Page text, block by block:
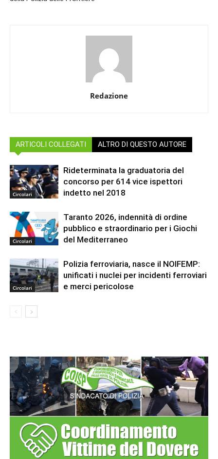
Redazione
ARTICOLI COLLEGATI ALTRO DI QUESTO AUTORE
Circolari
Rideterminata la graduatoria del
concorso per 614 vice ispettori
indetto nel 2018
Circolari
Taranto 2026, indennità di ordine
pubblico e straordinario per i Giochi
del Mediterraneo
Circolari
Polizia ferroviaria, nasce il NOIFEMP:
unificati i nuclei per incidenti ferroviari
e merci pericolose